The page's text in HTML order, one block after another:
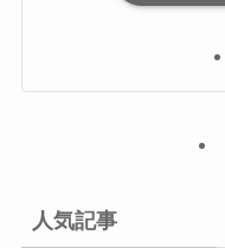
人気記事